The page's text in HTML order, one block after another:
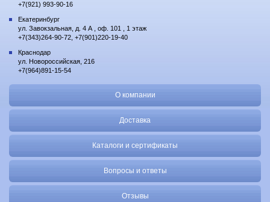
+7(921) 993-90-16
Екатеринбург
ул. Завокзальная, д. 4 А , оф. 101 , 1 этаж
+7(343)264-90-72, +7(901)220-19-40
Краснодар
ул. Новороссийская, 216
+7(964)891-15-54
О компании
Доставка
Каталоги и сертификаты
Вопросы и ответы
Отзывы